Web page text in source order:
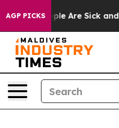
AGP PICKS
“People Are Sick and